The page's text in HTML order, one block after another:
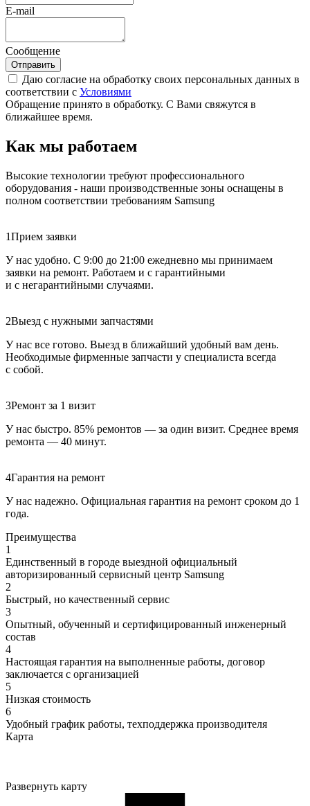
E-mail
Сообщение
Отправить
Даю согласие на обработку своих персональных данных в
соответствии с Условиями
Обращение принято в обработку. С Вами свяжутся в
ближайшее время.
Как мы работаем
Высокие технологии требуют профессионального
оборудования - наши производственные зоны оснащены в
полном соответствии требованиям Samsung
1Прием заявки
У нас удобно. С 9:00 до 21:00 ежедневно мы принимаем
заявки на ремонт. Работаем и с гарантийными
и с негарантийными случаями.
2Выезд с нужными запчастями
У нас все готово. Выезд в ближайший удобный вам день.
Необходимые фирменные запчасти у специалиста всегда
с собой.
3Ремонт за 1 визит
У нас быстро. 85% ремонтов — за один визит. Среднее время
ремонта — 40 минут.
4Гарантия на ремонт
У нас надежно. Официальная гарантия на ремонт сроком до 1
года.
Преимущества
1
Единственный в городе выездной официальный
авторизированный сервисный центр Samsung
2
Быстрый, но качественный сервис
3
Опытный, обученный и сертифицированный инженерный
состав
4
Настоящая гарантия на выполненные работы, договор
заключается с организацией
5
Низкая стоимость
6
Удобный график работы, техподдержка производителя
Карта
Развернуть карту